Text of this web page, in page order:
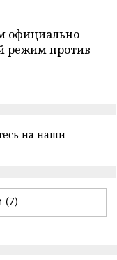
официально
режим против
на наши
(7)